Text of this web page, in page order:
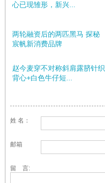
心已现雏形，新兴...
两轮融资后的两匹黑马 探秘
宸帆新消费品牌
赵今麦穿不对称斜肩露脐针织
背心+白色牛仔短...
姓 名：
邮箱
留 言: